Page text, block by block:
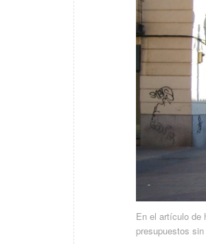
En el artículo de
presupuestos